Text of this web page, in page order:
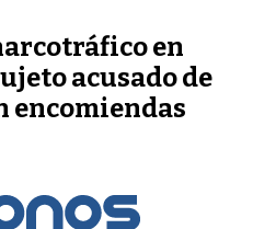
en
acusado de
encomiendas